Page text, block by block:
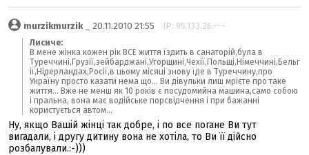
murzikmurzik_ 20.11.2010 21:55 IP: 95.133.26.---
Лисиче:
В мене жінка кожен рік ВСЕ життя їздить в санаторій,була в
Туреччині,Грузії,зейбарджані,Угорщині,Чехії,Польщі,Німеччині,Бельг
ії,Нідерландах,Росії,в цьому місяці знову їде в Туреччину,про
Україну просто казати нема що... Ви дівульки лиш мрієте про таке
життя... Вже не менш як 10 років є посудомийна машина,само собою
і пральна, вона має водійське порсвідчення і при бажанні
користується автом...
Ну, якщо Вашій жінці так добре, і по все погане Ви тут
вигадали, і другу дитину вона не хотіла, то Ви її дійсно
розбалували.:-)))